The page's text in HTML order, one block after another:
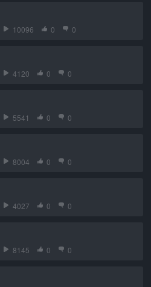
10096 0 0
4120 0 0
5541 0 0
8004 0 0
4027 0 0
8145 0 0